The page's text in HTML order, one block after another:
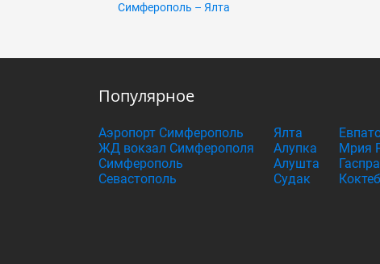
Симферополь – Ялта
Популярное
Аэропорт Симферополь
ЖД вокзал Симферополя
Симферополь
Севастополь
Ялта
Алупка
Алушта
Судак
Мрия
Гаспра